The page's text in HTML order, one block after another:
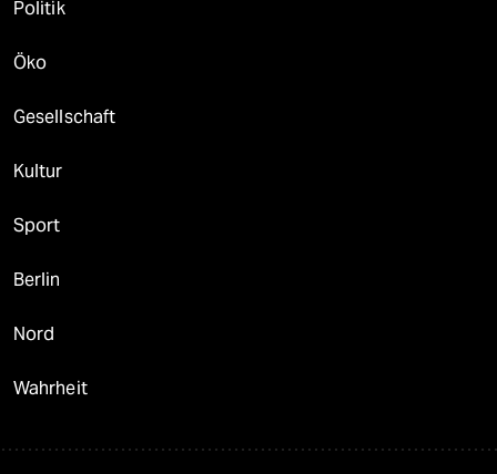
Politik
Öko
Gesellschaft
Kultur
Sport
Berlin
Nord
Wahrheit